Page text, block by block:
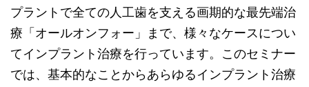
プラントで全ての人工歯を支える画期的な最先端治
療「オールオンフォー」まで、様々なケースについ
てインプラント治療を行っています。このセミナー
では、基本的なことからあらゆるインプラント治療